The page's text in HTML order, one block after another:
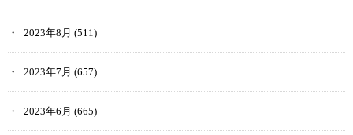
2023年8月 (511)
2023年7月 (657)
2023年6月 (665)